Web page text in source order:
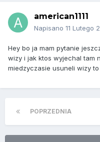
american1111
Napisano 11 Lutego
Hey bo ja mam pytanie
wizy i jak ktos wyjechal tam
miedzyczasie usuneli wizy
POPRZEDNIA